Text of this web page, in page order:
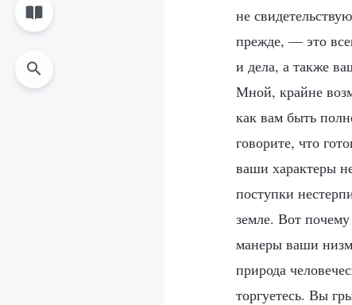
не
прежде, — это
и дела, а также
Мной, крайне
как вам быть
говорите, что
ваши характеры
поступки
земле. Вот
манеры ваши
природа
торгуетесь. Вы